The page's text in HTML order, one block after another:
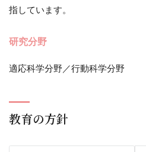
指しています。
研究分野
適応科学分野／行動科学分野
教育の方針